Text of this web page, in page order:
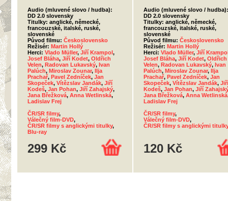
Audio (mluvené slovo / hudba):
DD 2.0 slovensky
Titulky: anglické, německé,
francouzské, italské, ruské,
slovenské
Původ filmu: Československo
Režisér: Martin Hollý
Herci: Vlado Müller, Jiří Krampol,
Josef Bláha, Jiří Kodet, Oldřich
Velen, Radovan Lukavský, Ivan
Palúch, Miroslav Zounar, Ilja
Prachař, Pavel Zedníček, Jan
Skopeček, Vítězslav Jandák, Jiří
Kodeš, Jan Pohan, Jiří Zahajský,
Jana Břežková, Anna Wetlinská,
Ladislav Frej
ČR/SR filmy,
Válečný film-DVD,
ČR/SR filmy s anglickými titulky,
Blu-ray
299 Kč
Audio (mluvené slovo / hudba):
DD 2.0 slovensky
Titulky: anglické, německé,
francouzské, italské, ruské,
slovenské
Původ filmu: Československo
Režisér: Martin Hollý
Herci: Vlado Müller, Jiří
Josef Bláha, Jiří Kodet, Oldřich
Velen, Radovan Lukavský, Ivan
Palúch, Miroslav Zounar, Ilja
Prachař, Pavel Zedníček, Jan
Skopeček, Vítězslav Jandák, Jiří
Kodeš, Jan Pohan, Jiří
Jana Břežková, Anna Wetlinská
Ladislav Frej
ČR/SR filmy,
Válečný film-DVD,
ČR/SR filmy s anglickými
120 Kč